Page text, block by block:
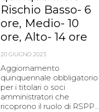
Rischio Basso- 6
ore, Medio- 10
ore, Alto- 14 ore
20 GIUGNO 2023
Aggiornamento
quinquennale obbligatorio
per i titolari o soci
amministratori che
ricoprono il ruolo di RSPP...